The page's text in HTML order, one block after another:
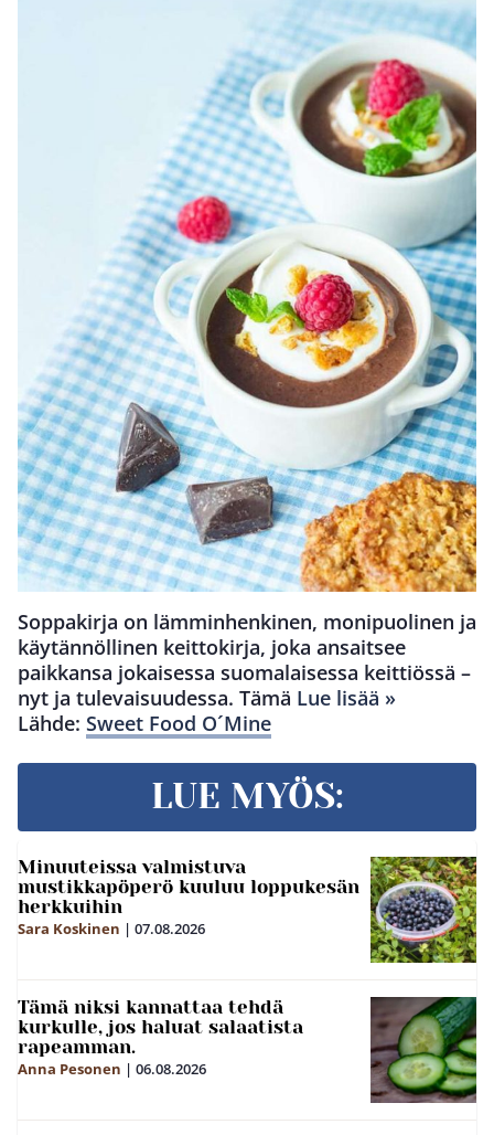
Soppakirja on lämminhenkinen, monipuolinen ja
käytännöllinen keittokirja, joka ansaitsee
paikkansa jokaisessa suomalaisessa keittiössä –
nyt ja tulevaisuudessa. Tämä Lue lisää »
Lähde: Sweet Food O´Mine
LUE MYÖS:
Minuuteissa valmistuva
mustikkapöperö kuuluu loppukesän
herkkuihin
Sara Koskinen | 07.08.2026
Tämä niksi kannattaa tehdä
kurkulle, jos haluat salaatista
rapeamman.
Anna Pesonen | 06.08.2026